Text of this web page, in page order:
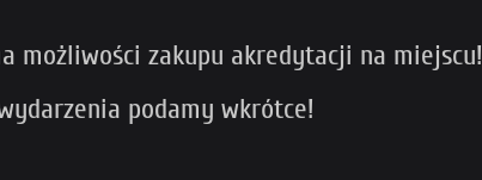
możliwości zakupu akredytacji na miejscu!
podamy wkrótce!